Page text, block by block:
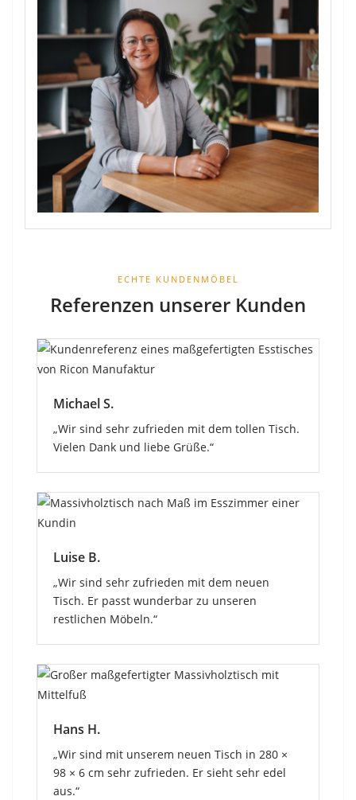
ECHTE KUNDENMÖBEL
Referenzen unserer Kunden
Michael S.
„Wir sind sehr zufrieden mit dem tollen Tisch.
Vielen Dank und liebe Grüße.“
Luise B.
„Wir sind sehr zufrieden mit dem neuen
Tisch. Er passt wunderbar zu unseren
restlichen Möbeln.“
Hans H.
„Wir sind mit unserem neuen Tisch in 280 ×
98 × 6 cm sehr zufrieden. Er sieht sehr edel
aus.“